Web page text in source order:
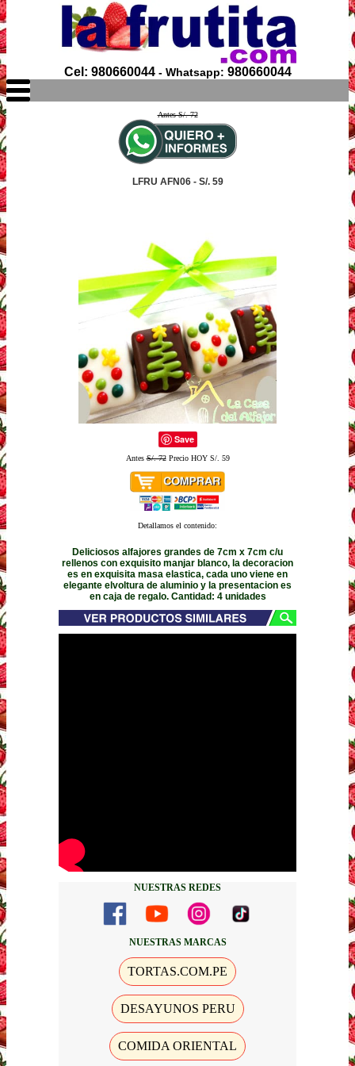
Cel: 980660044- Whatsapp: 980660044
Antes S/. 72
LFRU AFN06 - S/. 59
Save
AntesS/. 72Precio HOY S/. 59
Detallamos el contenido:
Deliciosos alfajores grandes de 7cm x 7cm c/u
rellenos con exquisito manjar blanco, la decoracion
es en exquisita masa elastica, cada uno viene en
elegante elvoltura de aluminio y la presentacion es
en caja de regalo. Cantidad: 4 unidades
NUESTRAS REDES
NUESTRAS MARCAS
TORTAS.COM.PE
DESAYUNOS PERU
COMIDA ORIENTAL